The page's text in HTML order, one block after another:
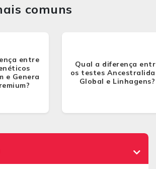
comuns
entre
e Genera
Qual a diferença
os testes
Global e Linhagens?